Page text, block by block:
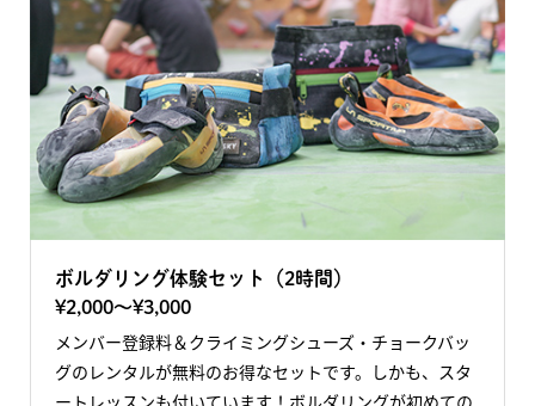
ボルダリング体験セット（2時間）
¥2,000〜¥3,000
メンバー登録料＆クライミングシューズ・チョークバッ
グのレンタルが無料のお得なセットです。しかも、スタ
ートレッスンも付いています！ボルダリングが初めての